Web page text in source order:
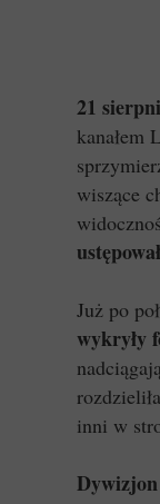
21
kanałem
wiszące
Już po
wykryły
inni w